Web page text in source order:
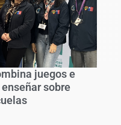
juegos e
sobre